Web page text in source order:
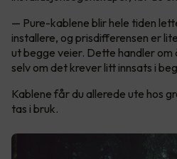
— Pure-kablene blir hele tiden
installere, og prisdifferensen er
ut begge veier. Dette handler om
selv om det krever litt innsats i
Kablene får du allerede ute hos
tas i bruk.